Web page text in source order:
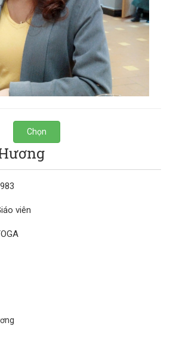
Chọn
viên